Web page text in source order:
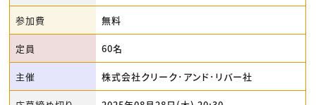
参加費 無料
定員 60名
主催 株式会社クリーク･アンド･リバー社